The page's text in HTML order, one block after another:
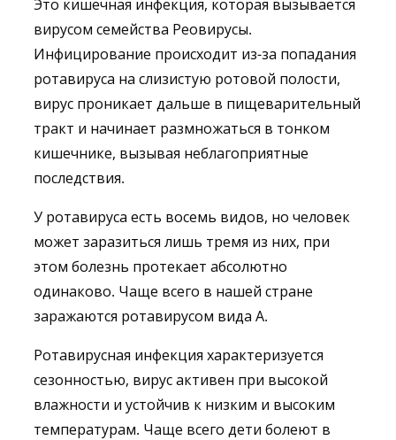
Это кишечная инфекция, которая вызывается
вирусом семейства Реовирусы.
Инфицирование происходит из-за попадания
ротавируса на слизистую ротовой полости,
вирус проникает дальше в пищеварительный
тракт и начинает размножаться в тонком
кишечнике, вызывая неблагоприятные
последствия.
У ротавируса есть восемь видов, но человек
может заразиться лишь тремя из них, при
этом болезнь протекает абсолютно
одинаково. Чаще всего в нашей стране
заражаются ротавирусом вида А.
Ротавирусная инфекция характеризуется
сезонностью, вирус активен при высокой
влажности и устойчив к низким и высоким
температурам. Чаще всего дети болеют в